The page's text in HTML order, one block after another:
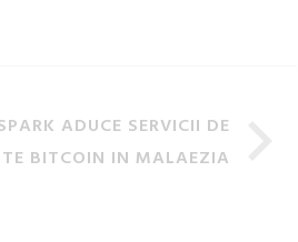
ADUCE SERVICII DE
BITCOIN IN MALAEZIA